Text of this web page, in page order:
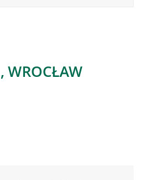
WROCŁAW